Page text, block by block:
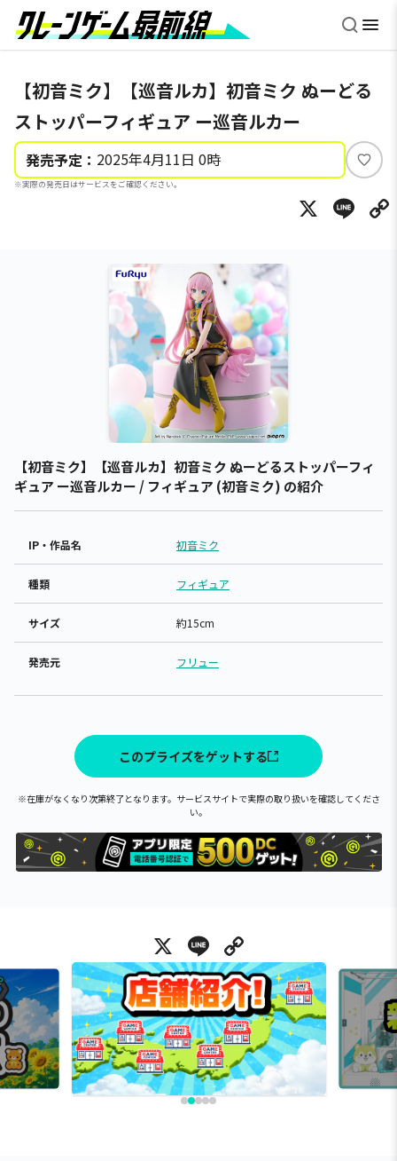
【初音ミク】【巡音ルカ】初音ミク ぬーどる
ストッパーフィギュア ー巡音ルカー
発売予定： 2025年4月11日 0時
※実際の発売日はサービスをご確認ください。
い
ね
X
【初音ミク】【巡音ルカ】初音ミク ぬーどるストッパーフィ
ギュア ー巡音ルカー / フィギュア (初音ミク) の紹介
IP・作品名 初音ミク
種類 フィギュア
サイズ 約15cm
発売元 フリュー
このプライズをゲットする
※在庫がなくなり次第終了となります。サービスサイトで実際の取り扱いを確認してくださ
い。
X Line